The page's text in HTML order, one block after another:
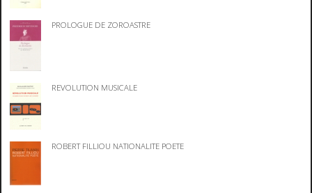
PROLOGUE DE ZOROASTRE
REVOLUTION MUSICALE
ROBERT FILLIOU NATIONALITE POETE